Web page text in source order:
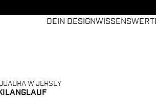
DEIN DESIGN
W JERSEY